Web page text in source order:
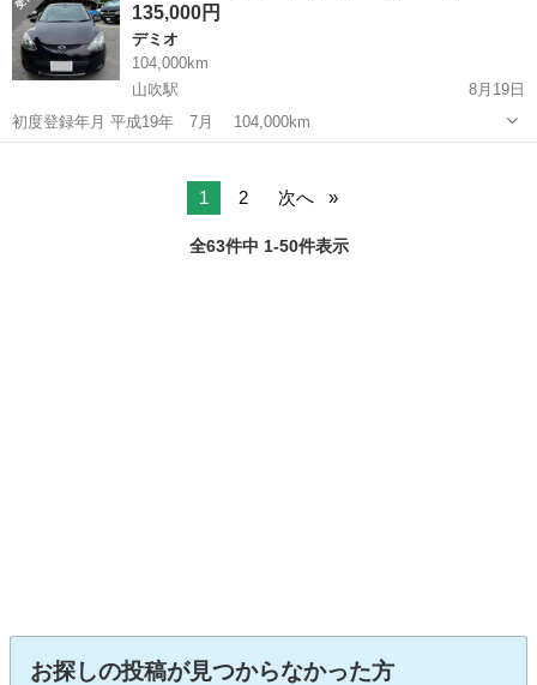
135,000円
デミオ
104,000km
山吹駅
8月19日
初度登録年月 平成19年 7月 104,000km
1 2 次へ
全63件中 1-50件表示
お探しの投稿が見つからなかった方